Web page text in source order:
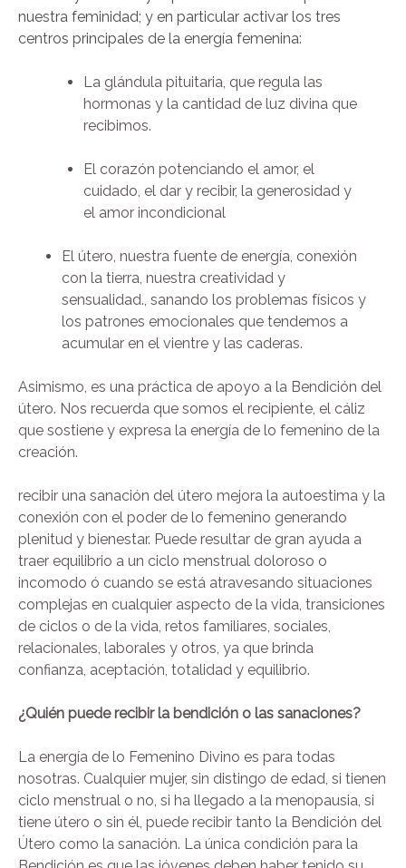
nuestra feminidad; y en particular activar los tres
centros principales de la energía femenina:
La glándula pituitaria, que regula las
hormonas y la cantidad de luz divina que
recibimos.
El corazón potenciando el amor, el
cuidado, el dar y recibir, la generosidad y
el amor incondicional
El útero, nuestra fuente de energía, conexión
con la tierra, nuestra creatividad y
sensualidad., sanando los problemas físicos y
los patrones emocionales que tendemos a
acumular en el vientre y las caderas.
Asimismo, es una práctica de apoyo a la Bendición del
útero. Nos recuerda que somos el recipiente, el cáliz
que sostiene y expresa la energía de lo femenino de la
creación.
recibir una sanación del útero mejora la autoestima y la
conexión con el poder de lo femenino generando
plenitud y bienestar. Puede resultar de gran ayuda a
traer equilibrio a un ciclo menstrual doloroso o
incomodo ó cuando se está atravesando situaciones
complejas en cualquier aspecto de la vida, transiciones
de ciclos o de la vida, retos familiares, sociales,
relacionales, laborales y otros, ya que brinda
confianza, aceptación, totalidad y equilibrio.
¿Quién puede recibir la bendición o las sanaciones?
La energía de lo Femenino Divino es para todas
nosotras. Cualquier mujer, sin distingo de edad, si tienen
ciclo menstrual o no, si ha llegado a la menopausia, si
tiene útero o sin él, puede recibir tanto la Bendición del
Útero como la sanación. La única condición para la